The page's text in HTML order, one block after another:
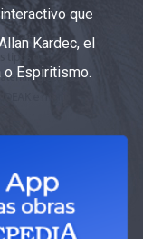
que
Kardec, el
o Espiritismo.